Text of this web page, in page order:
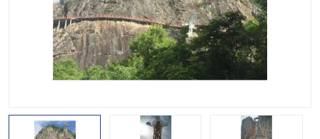
空中自行车
玻璃滑道
拓展器材 丛林穿越设备